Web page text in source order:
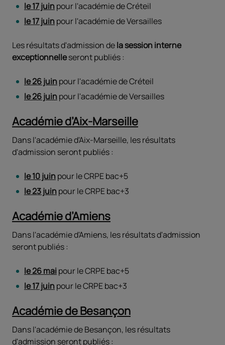
le 17 juinpour l'académie de Créteil
le 17 juinpour l'académie de Versailles
Les résultats d'admission dela session interne
exceptionnelleseront publiés :
le 26 juinpour l'académie de Créteil
le 26 juinpour l'académie de Versailles
Académie d’Aix-Marseille
Dans l'académie d'Aix-Marseille, les résultats
d'admission seront publiés :
le 10 juinpour le CRPE bac+5
le 23 juinpour le CRPE bac+3
Académie d’Amiens
Dans l'académie d'Amiens, les résultats d'admission
seront publiés :
le 26 mai pour le CRPE bac+5
le 17 juinpour le CRPE bac+3
Académie de Besançon
Dans l'académie de Besançon, les résultats
d'admission seront publiés :